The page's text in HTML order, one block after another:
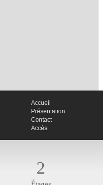
Accueil
Présentation
Contact
Accès
2